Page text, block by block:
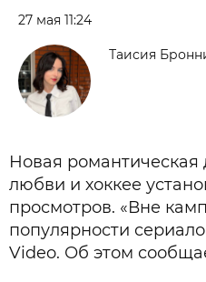
27 мая 11:24
Таисия
Новая романтическая
любви и хоккее
просмотров. «Вне
популярности
Video. Об этом